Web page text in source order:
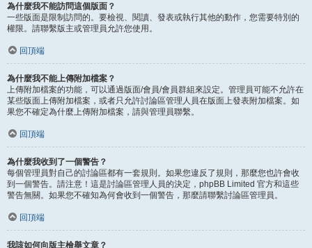
為什麼我不能訪問這個版面？
一些版面是限制訪問的。要檢視、閱讀、發表或執行其他的動作，您需要特別的
權限。請聯繫版主或管理員允許您使用。
回頂端
為什麼我不能上傳附加檔案？
上傳附加檔案的功能，可以通過版面/會員/會員群組來設定。管理員可能不允許在
某些版面上傳附加檔案，或者只允許討論區管理人員在版面上發表附加檔案。如
果您不確定為什麼上傳附加檔案，請與管理員聯繫。
回頂端
為什麼我收到了一個警告？
每個管理員對自己的討論區都有一套規則。如果您違反了規則，那麼您也許會收
到一個警告。請注意！這是討論區管理人員的決定，phpBB Limited 官方和這些
警告無關。如果您不確知為何會收到一個警告，那麼請聯繫討論區管理員。
回頂端
我該如何向版主檢舉文章？